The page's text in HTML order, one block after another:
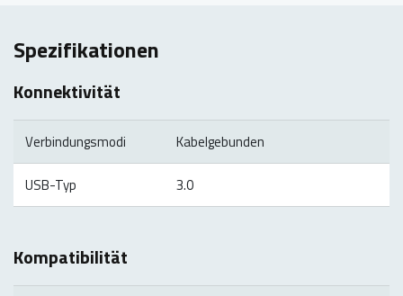
Spezifikationen
Konnektivität
Verbindungsmodi Kabelgebunden
USB-Typ 3.0
Kompatibilität